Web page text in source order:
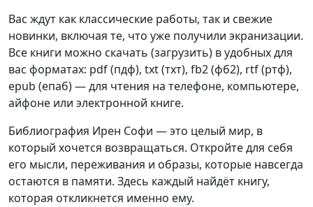
Вас ждут как классические работы, так и свежие
новинки, включая те, что уже получили экранизации.
Все книги можно скачать (загрузить) в удобных для
вас форматах: pdf (пдф), txt (тхт), fb2 (фб2), rtf (ртф),
epub (епаб) — для чтения на телефоне, компьютере,
айфоне или электронной книге.
Библиография Ирен Софи — это целый мир, в
который хочется возвращаться. Откройте для себя
его мысли, переживания и образы, которые навсегда
остаются в памяти. Здесь каждый найдёт книгу,
которая откликнется именно ему.